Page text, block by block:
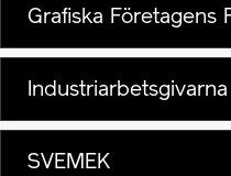
Grafiska Företagens
Industriarbetsgivarna
SVEMEK